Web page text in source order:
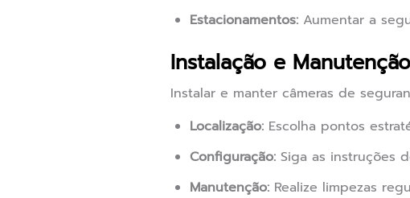
Estacionamentos: Aumentar a
Instalação e
Instalar e manter câmeras de
Localização: Escolha pontos
Configuração: Siga as instruções
Manutenção: Realize limpezas